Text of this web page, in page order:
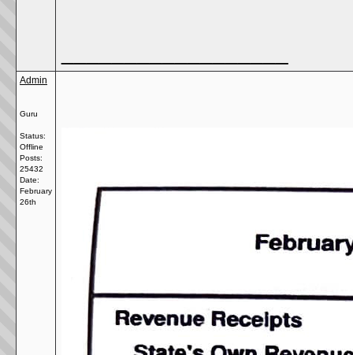
Admin
Guru
Status:
Offline
Posts:
25432
Date:
February
26th